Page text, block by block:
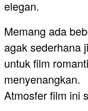
elegan.
Memang ada
agak sederhana
untuk film
menyenangkan.
Atmosfer film ini